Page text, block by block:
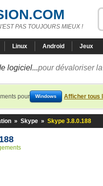
PAS TOUJOURS MIEUX !
Linux Android Jeux
logiciel...pour dévaloriser
pour Windows Afficher tous
» Skype » Skype 3.8.0.188